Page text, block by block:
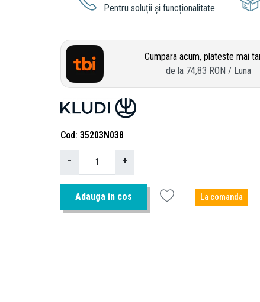
Pentru soluții și funcționalitate
Cumpara acum, plateste mai
de la 74,83 RON / Luna
Cod 35203N038
− +
Adauga in cos La comanda